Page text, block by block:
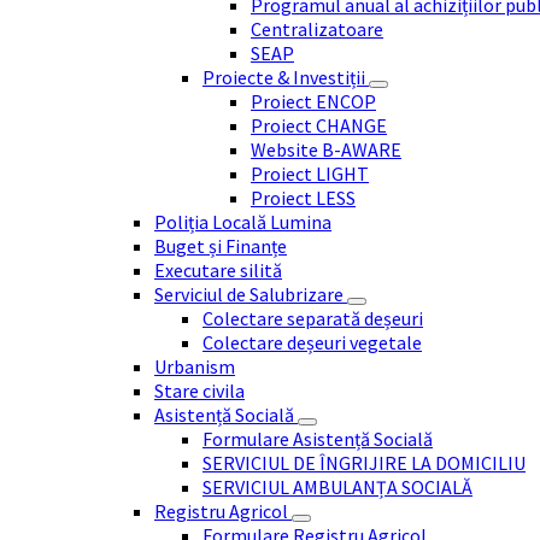
Programul anual al achizițiilor
Centralizatoare
SEAP
Proiecte & Investiții
Proiect ENCOP
Proiect CHANGE
Website B-AWARE
Proiect LIGHT
Proiect LESS
Poliția Locală Lumina
Buget și Finanțe
Executare silită
Serviciul de Salubrizare
Colectare separată deșeuri
Colectare deșeuri vegetale
Urbanism
Stare civila
Asistență Socială
Formulare Asistență Socială
SERVICIUL DE ÎNGRIJIRE LA DOMICILIU
SERVICIUL AMBULANȚA SOCIALĂ
Registru Agricol
Formulare Registru Agricol